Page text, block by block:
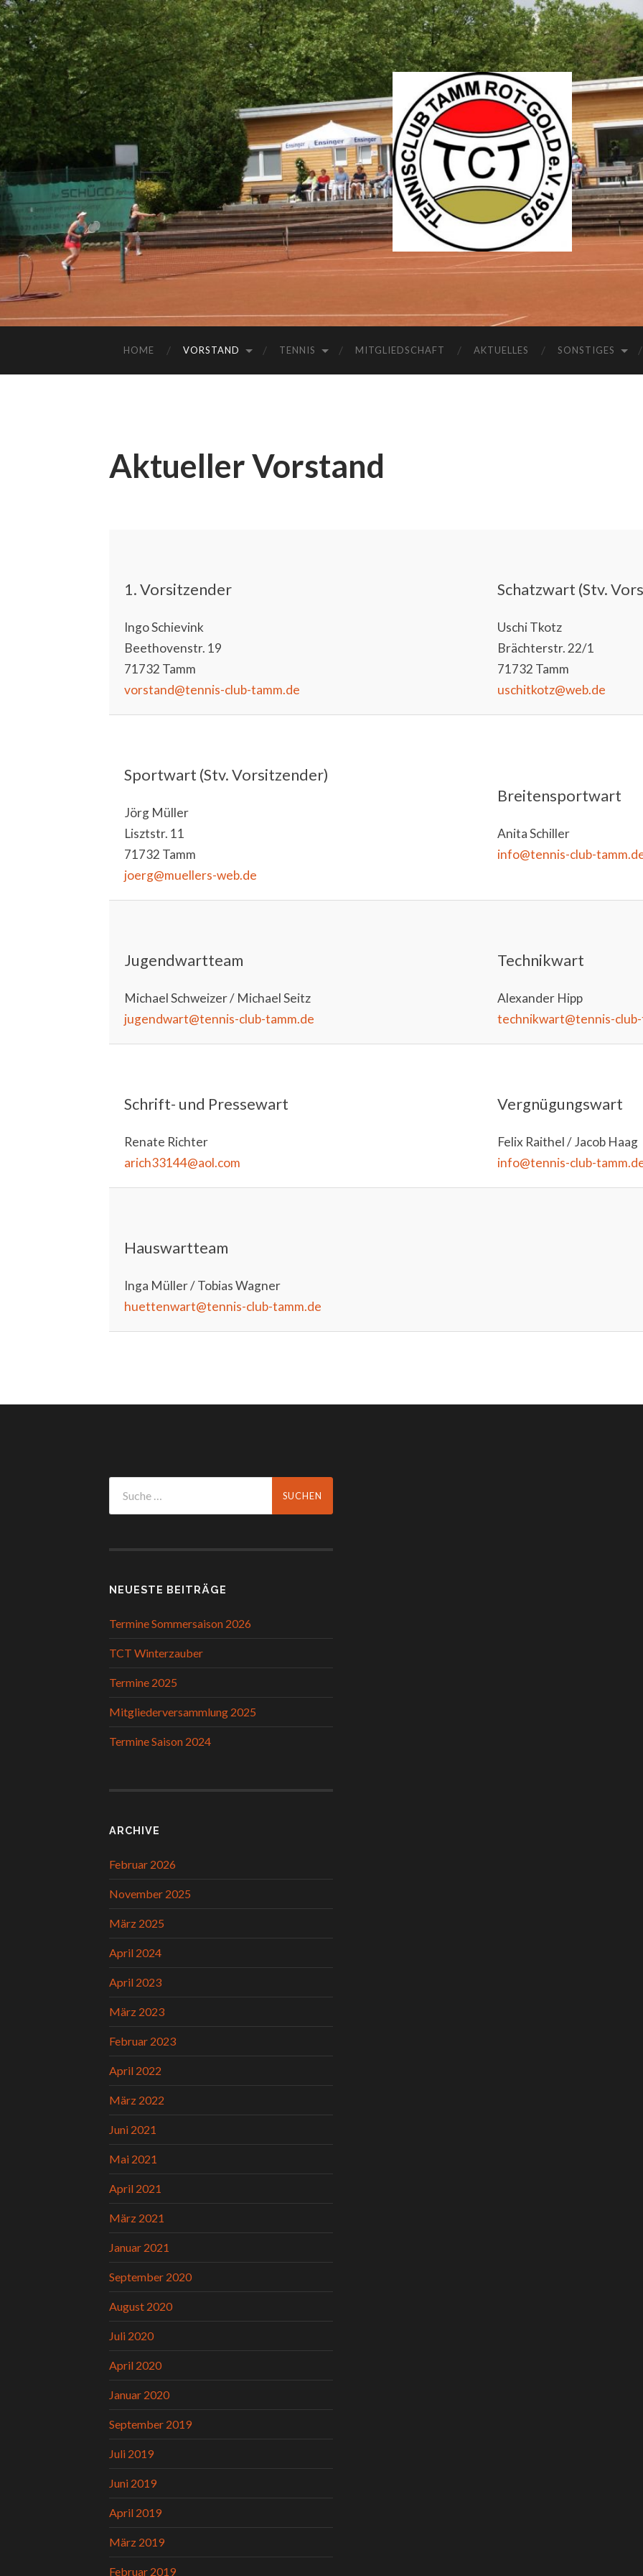
HOME VORSTAND TENNIS MITGLIEDSCHAFT AKTUELLES SONSTIGES
Aktueller Vorstand
1. Vorsitzender
Ingo Schievink
Beethovenstr. 19
71732 Tamm
vorstand@tennis-club-tamm.de
Schatzwart (Stv.
Uschi Tkotz
Brächterstr. 22/1
71732 Tamm
uschitkotz@web.de
Sportwart (Stv. Vorsitzender)
Jörg Müller
Lisztstr. 11
71732 Tamm
joerg@muellers-web.de
Breitensportwart
Anita Schiller
info@tennis-club-
Jugendwartteam
Michael Schweizer / Michael Seitz
jugendwart@tennis-club-tamm.de
Technikwart
Alexander Hipp
technikwart@tennis-
Schrift- und Pressewart
Renate Richter
arich33144@aol.com
Vergnügungswart
Felix Raithel / Jacob Haag
info@tennis-club-
Hauswartteam
Inga Müller / Tobias Wagner
huettenwart@tennis-club-tamm.de
NEUESTE BEITRÄGE
Termine Sommersaison 2026
TCT Winterzauber
Termine 2025
Mitgliederversammlung 2025
Termine Saison 2024
ARCHIVE
Februar 2026
November 2025
März 2025
April 2024
April 2023
März 2023
Februar 2023
April 2022
März 2022
Juni 2021
Mai 2021
April 2021
März 2021
Januar 2021
September 2020
August 2020
Juli 2020
April 2020
Januar 2020
September 2019
Juli 2019
Juni 2019
April 2019
März 2019
Februar 2019